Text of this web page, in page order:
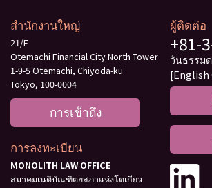
สำนักงานใหญ่
21/F
Otemachi Financial City North Tower
1-9-5 Otemachi, Chiyoda-ku
Tokyo, 100-0004
การเข้าถึง
การลงทะเบียน
MONOLITH LAW OFFICE
สมาคมเนติบัณฑิตยสภาแห่งโตเกียว
ผู้ติดต่อ
+81-
วันธรรม
[English